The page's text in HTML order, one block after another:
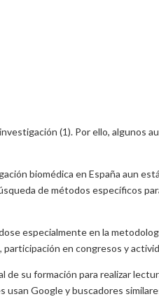
(1). Por ello, algunos
biomédica en España aun
de métodos específicos
especialmente en la
en congresos y
su formación para realizar
Google y buscadores